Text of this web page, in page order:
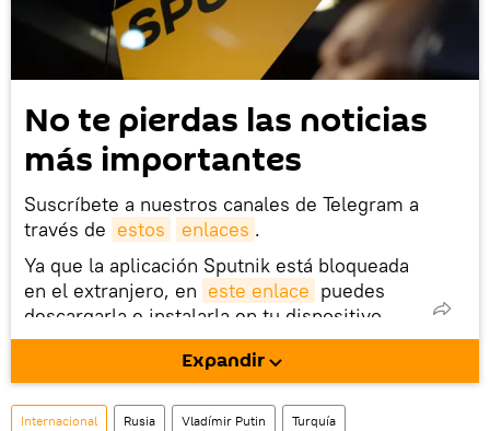
No te pierdas las noticias
más importantes
Suscríbete a nuestros canales de Telegram a
través de estos enlaces .
Ya que la aplicación Sputnik está bloqueada
en el extranjero, en este enlace puedes
descargarla e instalarla en tu dispositivo
móvil (¡solo para Android!).
También tenemos una cuenta en la red
social rusa VK .
Expandir
Internacional Rusia Vladímir Putin Turquía